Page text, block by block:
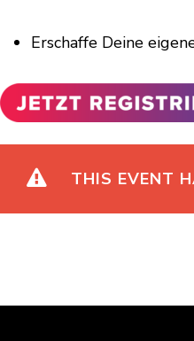
Erschaffe Deine
THIS EVENT